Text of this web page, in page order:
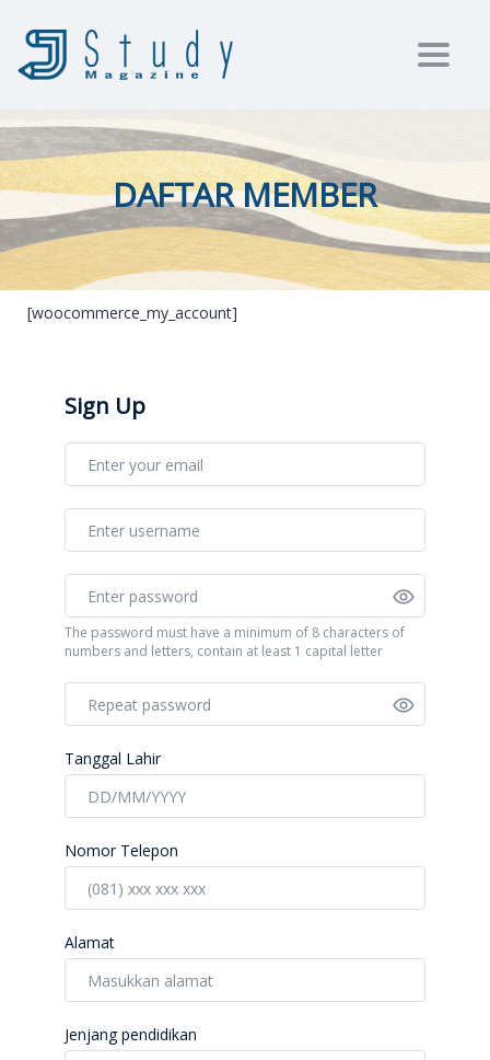
DAFTAR MEMBER
[woocommerce_my_account]
Sign Up
The password must have a minimum of 8 characters of
numbers and letters, contain at least 1 capital letter
Tanggal Lahir
Nomor Telepon
Alamat
Jenjang pendidikan